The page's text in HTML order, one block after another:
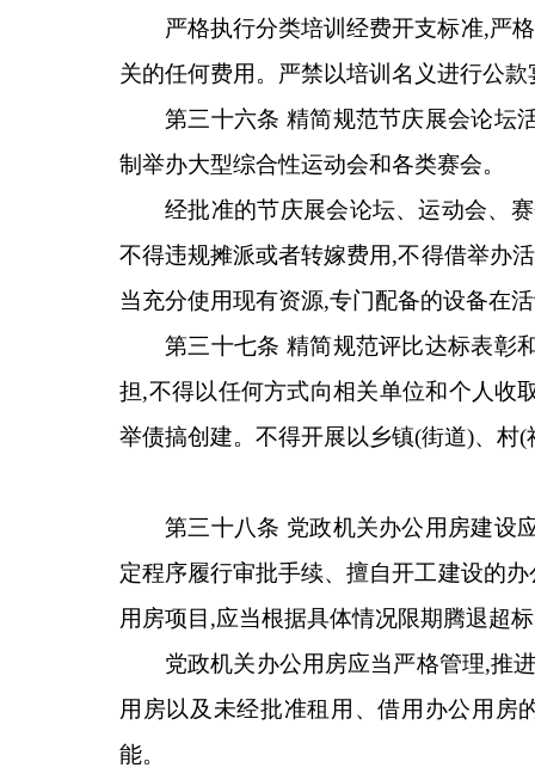
严格执行分类培训经费开支标准,严
关的任何费用。严禁以培训名义进行公
第三十六条 精简规范节庆展会论坛
制举办大型综合性运动会和各类赛会。
经批准的节庆展会论坛、运动会、
不得违规摊派或者转嫁费用,不得借举办
当充分使用现有资源,专门配备的设备在
第三十七条 精简规范评比达标表彰
担,不得以任何方式向相关单位和个人收
举债搞创建。不得开展以乡镇(街道)、村
第三十八条 党政机关办公用房建设
定程序履行审批手续、擅自开工建设的
用房项目,应当根据具体情况限期腾退超
党政机关办公用房应当严格管理,推
用房以及未经批准租用、借用办公用房
能。